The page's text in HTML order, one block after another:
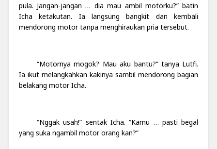
pula. Jangan-jangan … dia mau ambil motorku?” batin
Icha ketakutan. Ia langsung bangkit dan kembali
mendorong motor tanpa menghiraukan pria tersebut.
“Motornya mogok? Mau aku bantu?” tanya Lutfi.
Ia ikut melangkahkan kakinya sambil mendorong bagian
belakang motor Icha.
“Nggak usah!” sentak Icha. “Kamu … pasti begal
yang suka ngambil motor orang kan?”